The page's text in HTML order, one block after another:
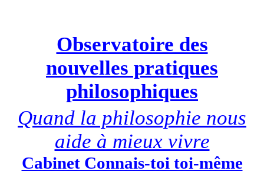
Observatoire des
nouvelles pratiques
philosophiques
Quand la philosophie nous
aide à mieux vivre
Cabinet Connais-toi toi-même